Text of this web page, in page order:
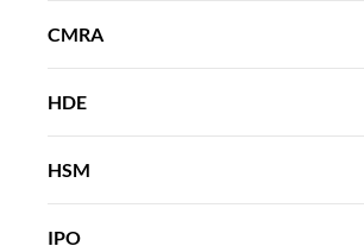
CMRA
HDE
HSM
IPO